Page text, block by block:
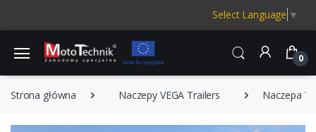
Select Language ▼
0
Strona główna Naczepy VEGA Trailers Naczepa